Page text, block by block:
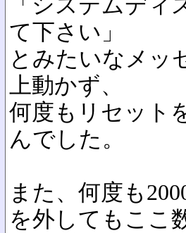
「システムデ
て下さい」
とみたいなメッ
上動かず、
何度もリセット
んでした。
また、何度も
を外してもここ